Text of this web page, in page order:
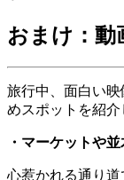
おまけ： 動
旅行中、面白い
めスポットを紹介
・マーケットや並
心惹かれる通り